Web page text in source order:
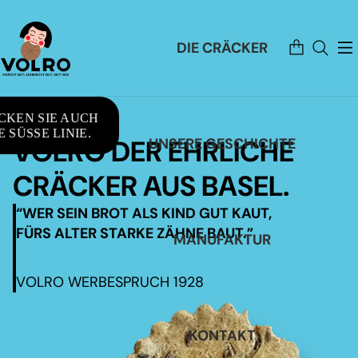
DIE CRÄCKER
UNSERE GESCHICHTE
MANUFAKTUR
KONTAKT
Artikel
im
Warenkorb
SIE AUCH
SÜSSE LINIE.
VOLRO DER EHRLICHE
CRÄCKER AUS BASEL.
“WER SEIN BROT ALS KIND GUT KAUT,
FÜRS ALTER STARKE ZÄHNE BAUT.”
VOLRO WERBESPRUCH 1928